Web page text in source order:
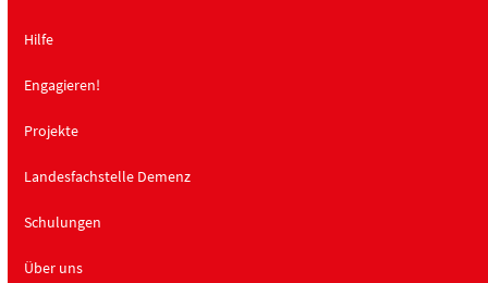
Hilfe
Engagieren!
Projekte
Landesfachstelle Demenz
Schulungen
Über uns